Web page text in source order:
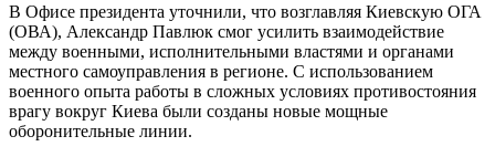
В Офисе президента уточнили, что возглавляя Киевскую ОГА
(ОВА), Александр Павлюк смог усилить взаимодействие
между военными, исполнительными властями и органами
местного самоуправления в регионе. С использованием
военного опыта работы в сложных условиях противостояния
врагу вокруг Киева были созданы новые мощные
оборонительные линии.